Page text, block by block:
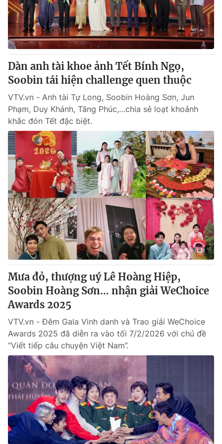
Sản phẩm
Thị trường
Tư vấn
Lịch phát sóng
Chuyên mục khác
Emagazine Podcast
Photo Infographic
Video Shorts video
VTV Money VTV Thể thao
VTV Sức khoẻ Bất động sản
Thị trường 24h Tấm lòng Việt
VTV4 Vươn mình bằng AI
VTV9 VTV8
Liên hệ tòa soạn
THỜI BÁO VTV
Theo dõi báo trên
Cơ quan chủ quản:Đài Truyền hình Việt Nam
Cơ quan báo chí:Thời báo VTV
Dàn anh tài khoe ảnh Tết Bính Ngọ,
Soobin tái hiện challenge quen thuộc
VTV.vn - Anh tài Tự Long, Soobin Hoàng Sơn, Jun
Phạm, Duy Khánh, Tăng Phúc,…chia sẻ loạt khoảnh
khắc đón Tết đặc biệt.
Mưa đỏ, thượng uý Lê Hoàng Hiệp,
Soobin Hoàng Sơn… nhận giải WeChoice
Awards 2025
VTV.vn - Đêm Gala Vinh danh và Trao giải WeChoice
Awards 2025 đã diễn ra vào tối 7/2/2026 với chủ đề
“Viết tiếp câu chuyện Việt Nam”.